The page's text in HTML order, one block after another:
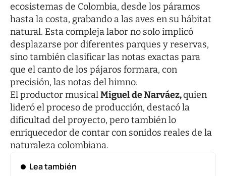
ecosistemas de Colombia, desde los páramos
hasta la costa, grabando a las aves en su hábitat
natural. Esta compleja labor no solo implicó
desplazarse por diferentes parques y reservas,
sino también clasificar las notas exactas para
que el canto de los pájaros formara, con
precisión, las notas del himno.
El productor musicalMiguel de Narváez,quien
lideró el proceso de producción, destacó la
dificultad del proyecto, pero también lo
enriquecedor de contar con sonidos reales de la
naturaleza colombiana.
Lea también